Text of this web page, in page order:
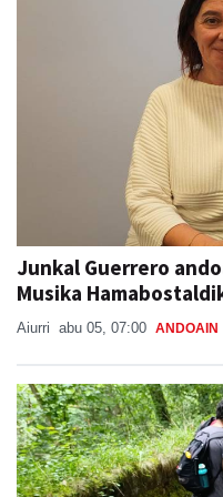
Junkal Guerrero
Musika
Aiurri abu 05, 07:00 ANDOAIN